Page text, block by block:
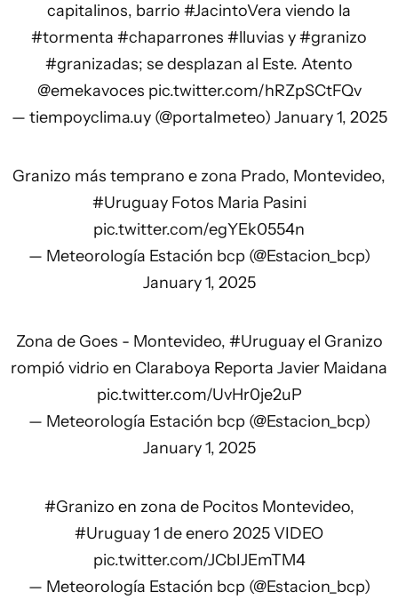
capitalinos, barrio #JacintoVera viendo la
#tormenta #chaparrones #lluvias y#granizo
#granizadas; se desplazan al Este. Atento
@emekavoces pic.twitter.com/hRZpSCtFQv
— tiempoyclima.uy (@portalmeteo) January 1, 2025
Granizo más temprano e zona Prado, Montevideo,
#UruguayFotos Maria Pasini
pic.twitter.com/egYEk0554n
— Meteorología Estación bcp (@Estacion_bcp)
January 1, 2025
Zona de Goes - Montevideo, #Uruguayel Granizo
rompió vidrio en Claraboya Reporta Javier Maidana
pic.twitter.com/UvHr0je2uP
— Meteorología Estación bcp (@Estacion_bcp)
January 1, 2025
#Granizo en zona de Pocitos Montevideo,
#Uruguay1 de enero 2025 VIDEO
pic.twitter.com/JCbIJEmTM4
— Meteorología Estación bcp (@Estacion_bcp)